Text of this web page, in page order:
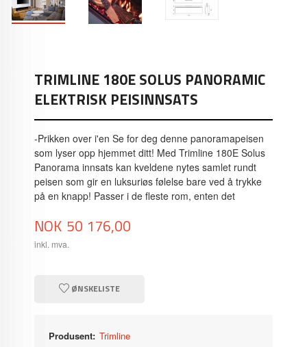
TRIMLINE 180E SOLUS PANORAMIC
ELEKTRISK PEISINNSATS
-Prikken over i'en Se for deg denne panoramapeisen
som lyser opp hjemmet ditt! Med Trimline 180E Solus
Panorama innsats kan kveldene nytes samlet rundt
peisen som gir en luksuriøs følelse bare ved å trykke
på en knapp! Passer i de fleste rom, enten det
Pris
NOK 50 176,00
inkl. mva.
ØNSKELISTE
Produsent: Trimline